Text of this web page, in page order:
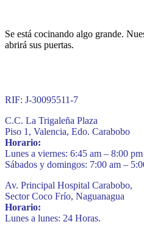
Se está cocinando algo grande.
abrirá sus puertas.
RIF: J-30095511-7
C.C. La Trigaleña Plaza
Piso 1, Valencia, Edo. Carabobo
Horario:
Lunes a viernes: 6:45 am – 8:00 pm
Sábados y domingos: 7:00 am –
Av. Principal Hospital Carabobo,
Sector Coco Frío, Naguanagua
Horario:
Lunes a lunes: 24 Horas.